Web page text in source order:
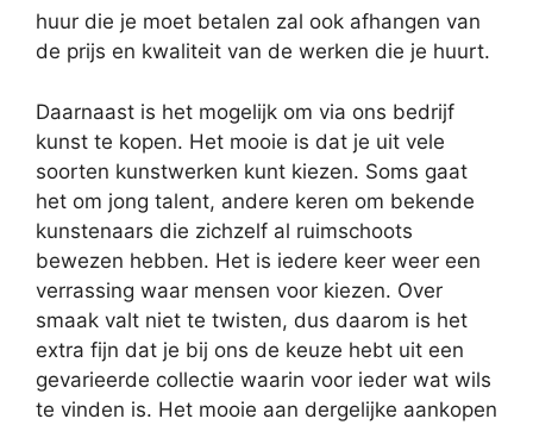
huur die je moet betalen zal ook afhangen van
de prijs en kwaliteit van de werken die je huurt.
Daarnaast is het mogelijk om via ons bedrijf
kunst te kopen. Het mooie is dat je uit vele
soorten kunstwerken kunt kiezen. Soms gaat
het om jong talent, andere keren om bekende
kunstenaars die zichzelf al ruimschoots
bewezen hebben. Het is iedere keer weer een
verrassing waar mensen voor kiezen. Over
smaak valt niet te twisten, dus daarom is het
extra fijn dat je bij ons de keuze hebt uit een
gevarieerde collectie waarin voor ieder wat wils
te vinden is. Het mooie aan dergelijke aankopen